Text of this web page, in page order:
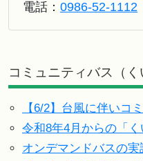
電話： 0986-52-1112
コミュニティバス（く
【6/2】台風に伴いコ
令和8年4月からの「
オンデマンドバスの